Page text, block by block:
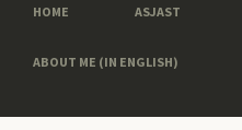
HOME ASJAST
ABOUT ME (IN ENGLISH)